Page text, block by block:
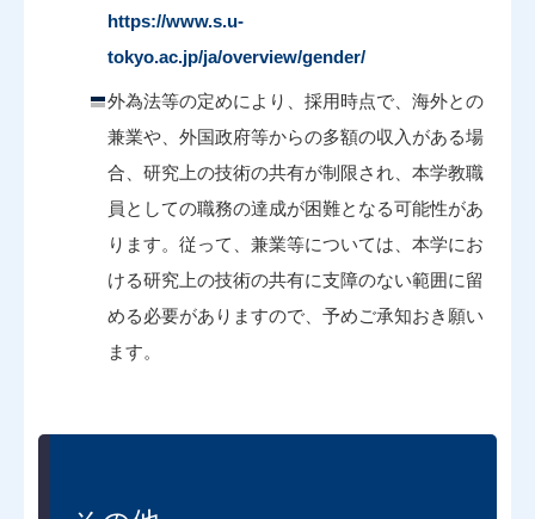
https://www.s.u-
tokyo.ac.jp/ja/overview/gender/
外為法等の定めにより、採用時点で、海外との
兼業や、外国政府等からの多額の収入がある場
合、研究上の技術の共有が制限され、本学教職
員としての職務の達成が困難となる可能性があ
ります。従って、兼業等については、本学にお
ける研究上の技術の共有に支障のない範囲に留
める必要がありますので、予めご承知おき願い
ます。